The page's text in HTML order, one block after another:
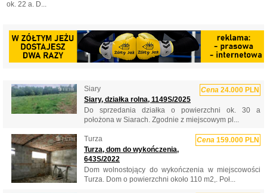
ok. 22 a. D...
Siary Cena 24.000 PLN
Siary, działka rolna, 1149S/2025
Do sprzedania działka o powierzchni ok. 30 a
położona w Siarach. Zgodnie z miejscowym pl...
Turza Cena 159.000 PLN
Turza, dom do wykończenia,
643S/2022
Dom wolnostojący do wykończenia w miejscowości
Turza. Dom o powierzchni około 110 m2,. Poł...